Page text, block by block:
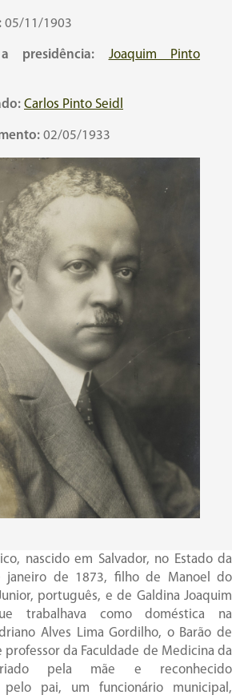
05/11/1903
presidência:
Joaquim Pinto
Carlos Pinto Seidl
02/05/1933
nascido em Salvador, no Estado da
janeiro de 1873, filho de Manoel do
português, e de Galdina Joaquim
trabalhava como doméstica na
Alves Lima Gordilho, o Barão de
professor da Faculdade de Medicina da
pela mãe e reconhecido
pelo pai, um funcionário municipal,